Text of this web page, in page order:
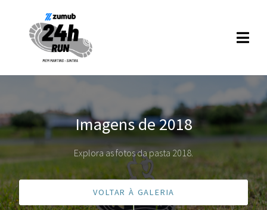
Imagens de 2018
Explora as fotos da pasta 2018.
VOLTAR À GALERIA